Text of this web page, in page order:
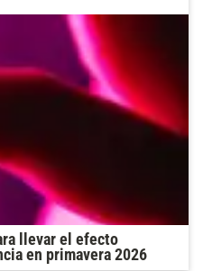
llevar el efecto
en primavera 2026